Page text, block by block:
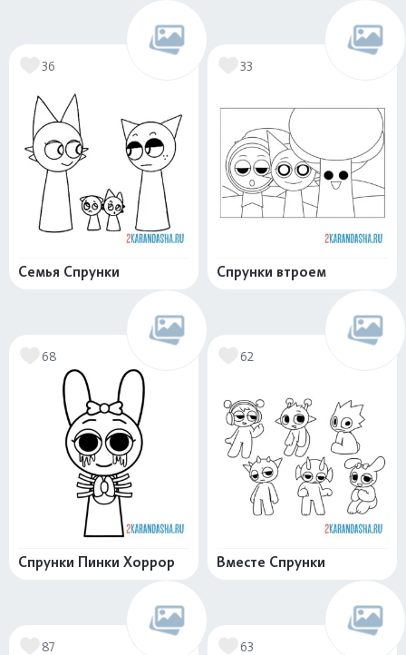
36
Семья Спрунки
33
Спрунки втроем
68
Спрунки Пинки Хоррор
62
Вместе Спрунки
87 63